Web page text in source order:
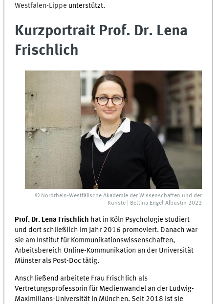
Westfalen-Lippe unterstützt.
Kurzportrait Prof. Dr. Lena
Frischlich
© Nordrhein-Westfälische Akademie der Wissenschaften und der
Künste | Bettina Engel-Albustin 2022
Prof. Dr. Lena Frischlich hat in Köln Psychologie studiert
und dort schließlich im Jahr 2016 promoviert. Danach war
sie am Institut für Kommunikationswissenschaften,
Arbeitsbereich Online-Kommunikation an der Universität
Münster als Post-Doc tätig.
Anschließend arbeitete Frau Frischlich als
Vertretungsprofessorin für Medienwandel an der Ludwig-
Maximilians-Universität in München. Seit 2018 ist sie